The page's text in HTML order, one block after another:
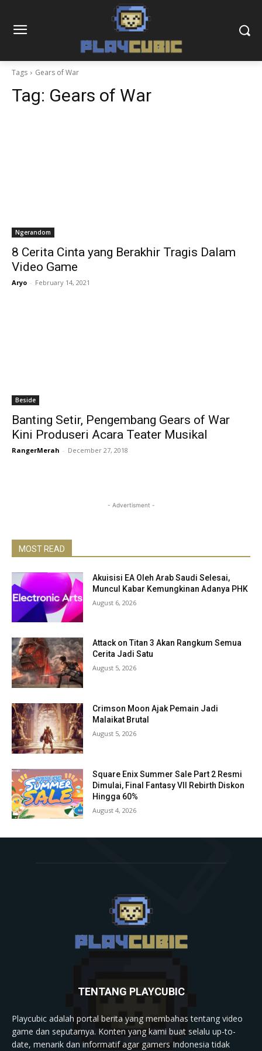
Tags Gears of War
Tag: Gears of War
Ngerandom
8 Cerita Cinta yang Berakhir Tragis Dalam
Video Game
Aryo - February 14, 2021
Beside
Banting Setir, Pengembang Gears of War
Kini Produseri Acara Teater Musikal
RangerMerah - December 27, 2018
- Advertisment -
MOST READ
Akuisisi EA Oleh Arab Saudi Selesai,
Muncul Kabar Kemungkinan Adanya PHK
August 6, 2026
Attack on Titan 3 Akan Rangkum Semua
Cerita Jadi Satu
August 5, 2026
Crimson Moon Ajak Pemain Jadi
Malaikat Brutal
August 5, 2026
Square Enix Summer Sale Part 2 Resmi
Dimulai, Final Fantasy VII Rebirth Diskon
Hingga 60%
August 4, 2026
TENTANG PLAYCUBIC
Playcubic adalah portal berita yang membahas tentang video
game dan seputarnya. Konten yang kami buat selalu up-to-
date, menarik dan informatif agar gamers Indonesia tidak